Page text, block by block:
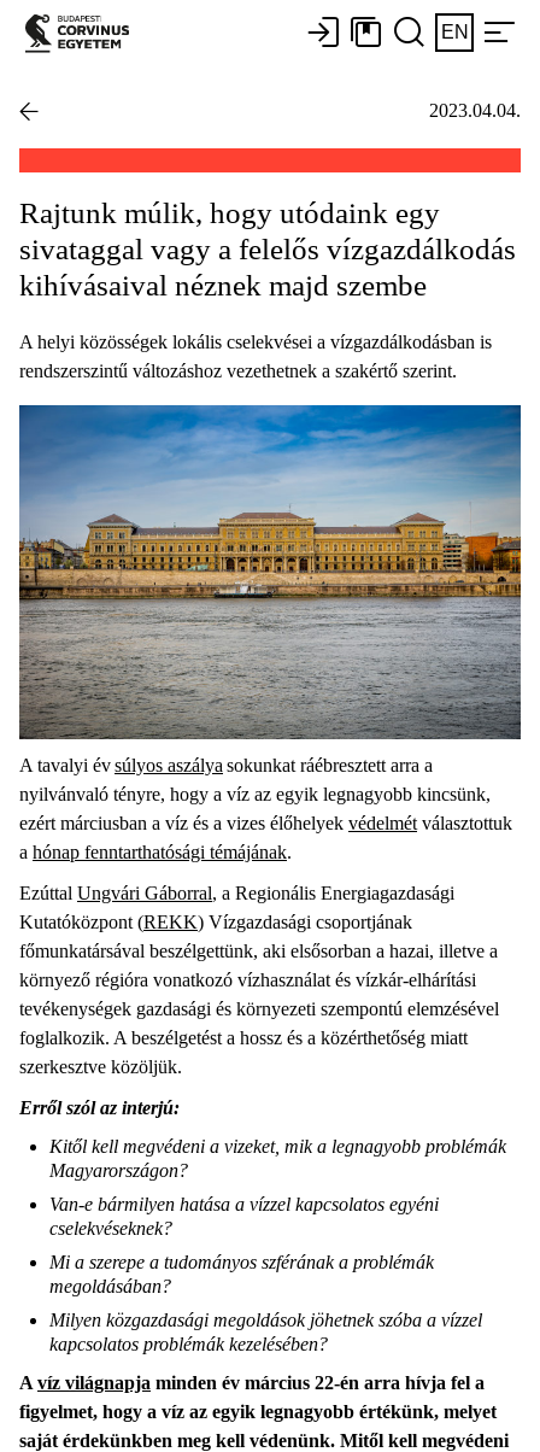
EN
2023.04.04.
Rajtunk múlik, hogy utódaink egy
sivataggal vagy a felelős vízgazdálkodás
kihívásaival néznek majd szembe
A helyi közösségek lokális cselekvései a vízgazdálkodásban is
rendszerszintű változáshoz vezethetnek a szakértő szerint.
A tavalyi évsúlyos aszálya sokunkat ráébresztett arra a
nyilvánvaló tényre, hogy a víz az egyik legnagyobb kincsünk,
ezért márciusban a víz és a vizes élőhelyek védelmét választottuk
a hónap fenntarthatósági témájának.
Ezúttal Ungvári Gáborral, a Regionális Energiagazdasági
Kutatóközpont (REKK) Vízgazdasági csoportjának
főmunkatársával beszélgettünk, aki elsősorban a hazai, illetve a
környező régióra vonatkozó vízhasználat és vízkár-elhárítási
tevékenységek gazdasági és környezeti szempontú elemzésével
foglalkozik. A beszélgetést a hossz és a közérthetőség miatt
szerkesztve közöljük.
Erről szól az interjú:
Kitől kell megvédeni a vizeket, mik a legnagyobb problémák
Magyarországon?
Van-e bármilyen hatása a vízzel kapcsolatos egyéni
cselekvéseknek?
Mi a szerepe a tudományos szférának a problémák
megoldásában?
Milyen közgazdasági megoldások jöhetnek szóba a vízzel
kapcsolatos problémák kezelésében?
A víz világnapja minden év március 22-én arra hívja fel a
figyelmet, hogy a víz az egyik legnagyobb értékünk, melyet
saját érdekünkben meg kell védenünk. Mitől kell megvédeni